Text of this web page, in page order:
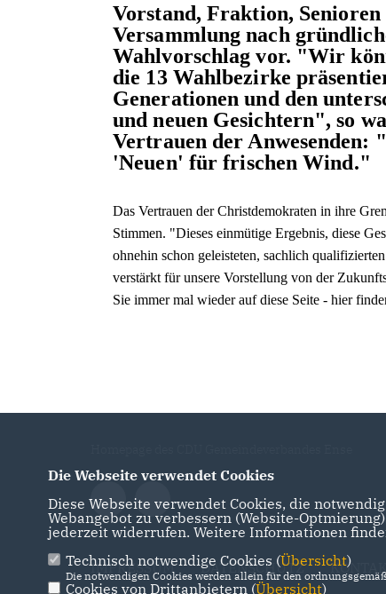
Vorstand, Fraktion,
Versammlung nach
Wahlvorschlag vor. "Wir
die 13 Wahlbezirke
Generationen und den
und neuen Gesichtern", so
Vertrauen der
'Neuen' für frischen Wind."
Das Vertrauen der Christdemokraten in ihre
Stimmen. "Dieses einmütige Ergebnis, diese
ohnehin schon geleisteten, sachlich
verstärkt für unsere Vorstellung von der
Sie immer mal wieder auf diese Seite - hier
IMPRESSUM DATENSCHUTZ
Die Webseite verwendet Cookies
Diese Webseite verwendet Cookies, die
Webangebot zu verbessern (Website-
jederzeit widerrufen. Weitere Informationen
Technisch notwendige Cookies (Übersicht)
Die notwendigen Cookies werden allein für den
Cookies von Drittanbietern (Übersicht)